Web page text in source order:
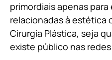
primordiais apenas
relacionadas à estética
Cirurgia Plástica, seja
existe público nas